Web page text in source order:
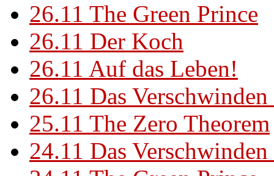
26.11 The Green Prince
26.11 Der Koch
26.11 Auf das Leben!
26.11 Das
25.11 The Zero Theorem
24.11 Das